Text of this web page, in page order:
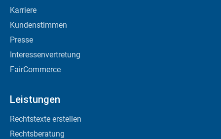
Karriere
Kundenstimmen
Presse
Interessenvertretung
FairCommerce
Leistungen
Rechtstexte erstellen
Rechtsberatung